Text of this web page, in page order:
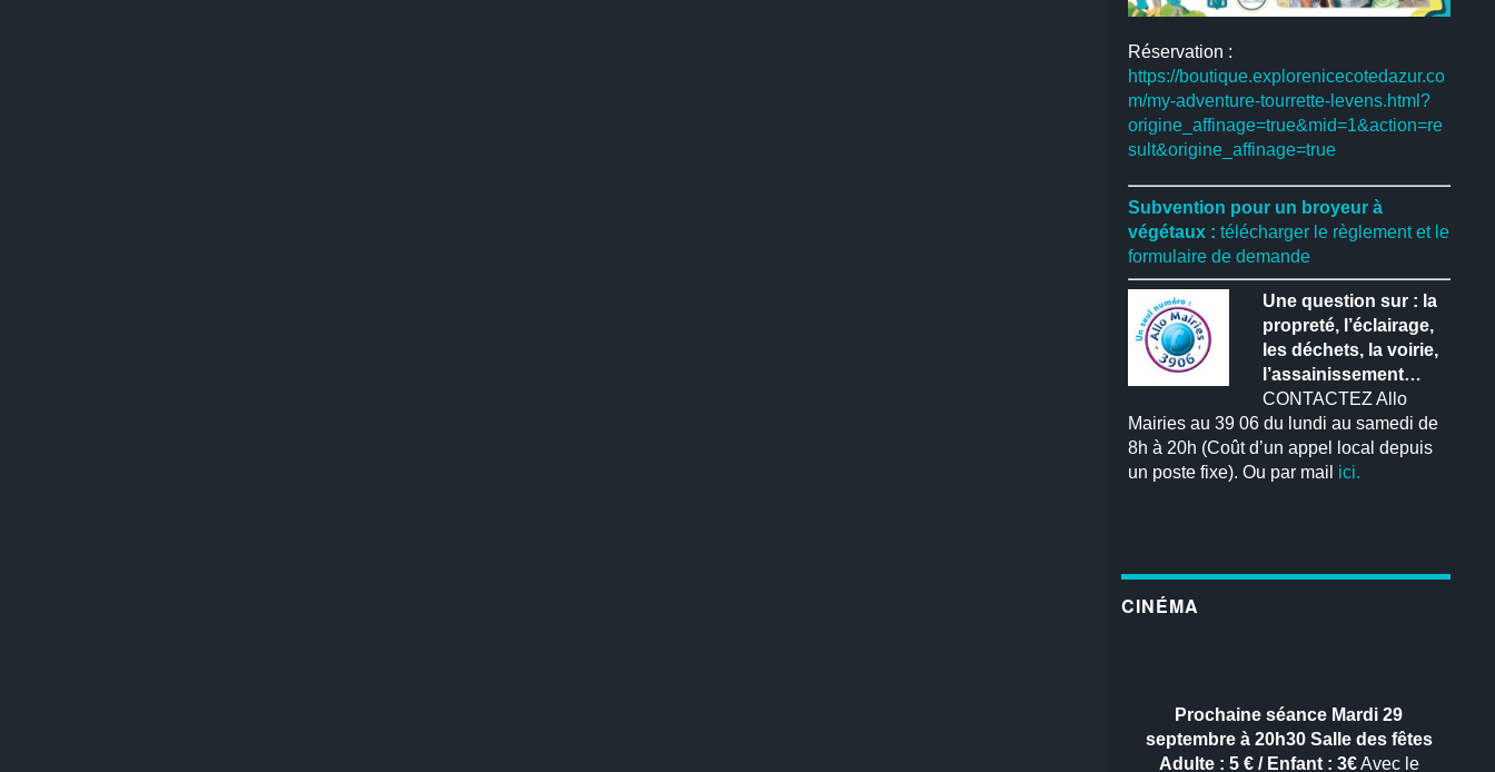
Réservation :
https://boutique.explorenicecotedazur.co
m/my-adventure-tourrette-levens.html?
origine_affinage=true&mid=1&action=re
sult&origine_affinage=true
Subvention pour un broyeur à
végétaux : télécharger le règlement et le
formulaire de demande
Une question sur : la
propreté, l’éclairage,
les déchets, la voirie,
l’assainissement…
CONTACTEZ Allo
Mairies au 39 06 du lundi au samedi de
8h à 20h (Coût d’un appel local depuis
un poste fixe). Ou par mail ici.
CINÉMA
Prochaine séance Mardi 29
septembre à 20h30 Salle des fêtes
Adulte : 5 € / Enfant : 3€Avec le